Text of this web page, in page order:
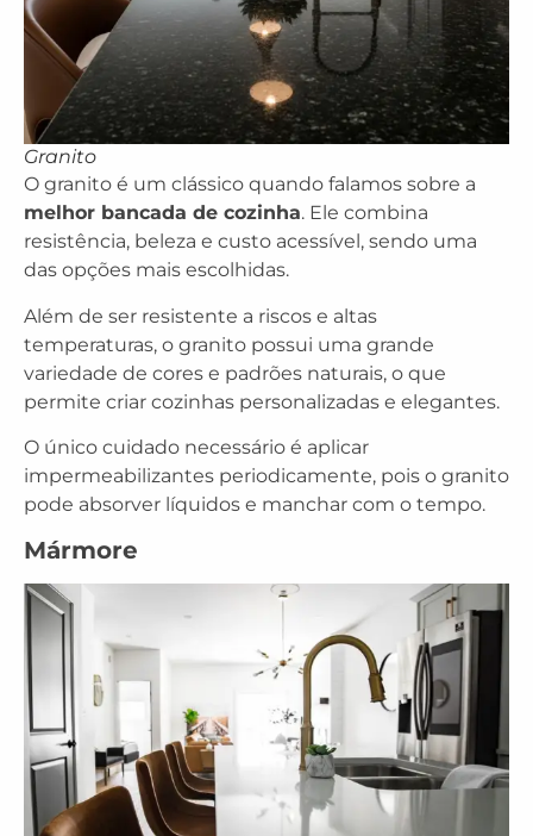
Granito
O granito é um clássico quando falamos sobre a
melhor bancada de cozinha. Ele combina
resistência, beleza e custo acessível, sendo uma
das opções mais escolhidas.
Além de ser resistente a riscos e altas
temperaturas, o granito possui uma grande
variedade de cores e padrões naturais, o que
permite criar cozinhas personalizadas e elegantes.
O único cuidado necessário é aplicar
impermeabilizantes periodicamente, pois o granito
pode absorver líquidos e manchar com o tempo.
Mármore